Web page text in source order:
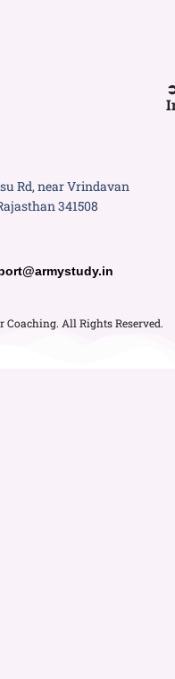
Rd, near Vrindavan
341508
Coaching. All Rights Reserved.